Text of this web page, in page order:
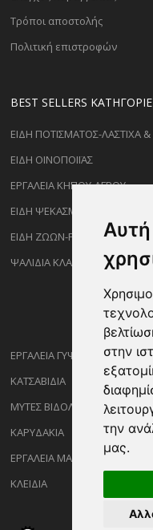
Αυτή
στην
την
μας.
Τρόποι αποστολής
Πολιτική επιστροφών
BEST SELLERS
ΕΙΔΗ ΠΟΤΙΣΜΑΤΟΣ-ΛΑΣΤΙΧΑ &
ΕΙΔΗ ΟΙΝΟΠΟΙΪΑΣ
ΕΡΓΑΛΕΙΑ ΚΗΠΟΥ-ΑΓΡΟΥ
ΕΙΔΗ ΨΕΚΑΣΜΟΥ-
ΕΙΔΗ ΖΩΩΝ-PET
ΨΑΛΙΔΙΑ ΚΛΑΔΕΜΑΤΟΣ
ΕΡΓΑΛΕΙΑ ΓΥΨΟΣΑΝΙΔΑΣ
ΚΑΤΣΑΒΙΔΙΑ
ΜΥΤΕΣ ΒΙΔΟΛΟΓΩΝ
ΚΑΡΥΔΑΚΙΑ
ΕΡΓΑΛΕΙΑ ΜΑΡΑΓΓΩΝ
ΚΛΕΙΔΙΑ